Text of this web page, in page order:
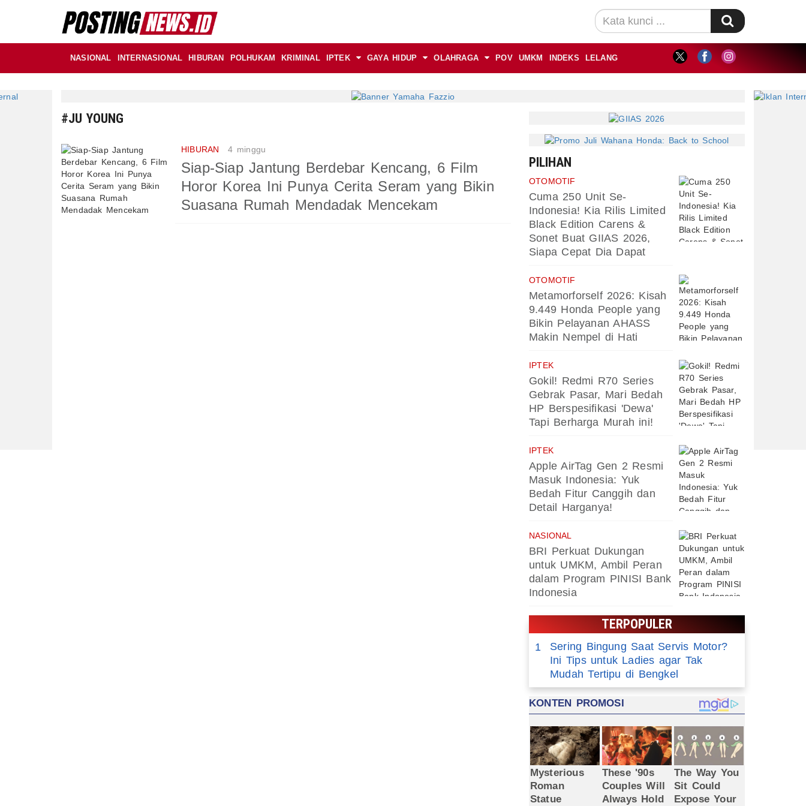
NASIONAL INTERNASIONAL HIBURAN POLHUKAM KRIMINAL IPTEK GAYA HIDUP OLAHRAGA POV UMKM INDEKS LELANG
#JU YOUNG
HIBURAN 4 minggu
Siap-Siap Jantung Berdebar Kencang, 6 Film
Horor Korea Ini Punya Cerita Seram yang Bikin
Suasana Rumah Mendadak Mencekam
PILIHAN
OTOMOTIF
Cuma 250 Unit Se-
Indonesia! Kia Rilis Limited
Black Edition Carens &
Sonet Buat GIIAS 2026,
Siapa Cepat Dia Dapat
OTOMOTIF
Metamorforself 2026: Kisah
9.449 Honda People yang
Bikin Pelayanan AHASS
Makin Nempel di Hati
IPTEK
Gokil! Redmi R70 Series
Gebrak Pasar, Mari Bedah
HP Berspesifikasi 'Dewa'
Tapi Berharga Murah ini!
IPTEK
Apple AirTag Gen 2 Resmi
Masuk Indonesia: Yuk
Bedah Fitur Canggih dan
Detail Harganya!
NASIONAL
BRI Perkuat Dukungan
untuk UMKM, Ambil Peran
dalam Program PINISI Bank
Indonesia
TERPOPULER
1
Sering Bingung Saat Servis Motor?
Ini Tips untuk Ladies agar Tak
Mudah Tertipu di Bengkel